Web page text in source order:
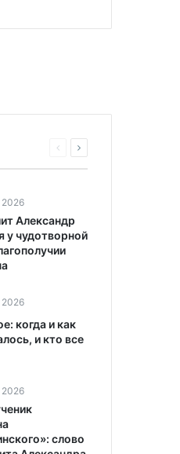
2026
Александр
у чудотворной
2026
когда и как
и кто все
2026
слово